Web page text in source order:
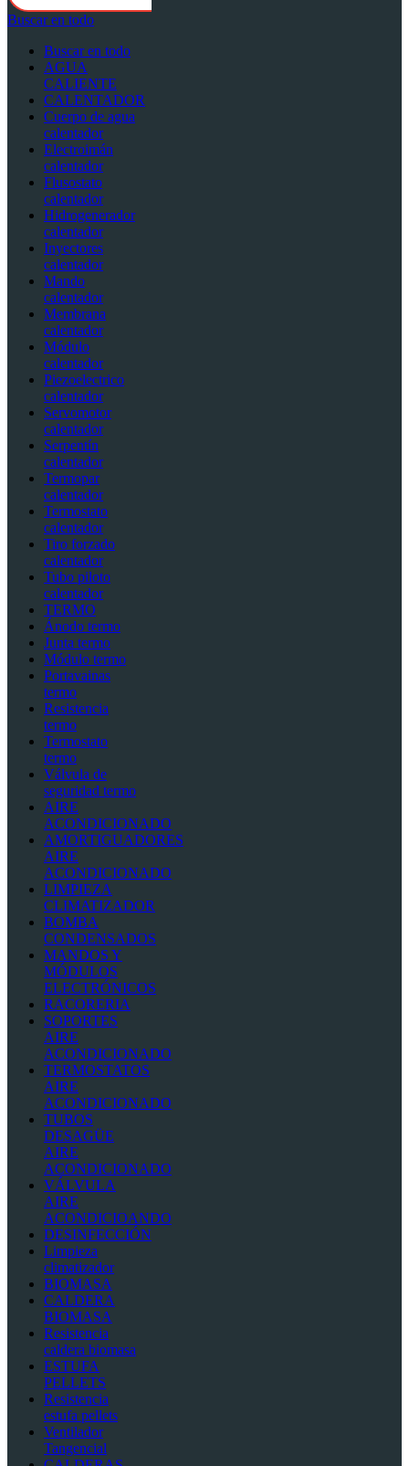
Buscar en todo
Buscar en todo
AGUA
CALIENTE
CALENTADOR
Cuerpo de agua
calentador
Electroimán
calentador
Flusostato
calentador
Hidrogenerador
calentador
Inyectores
calentador
Mando
calentador
Membrana
calentador
Módulo
calentador
Piezoelectrico
calentador
Servomotor
calentador
Serpentín
calentador
Termopar
calentador
Termostato
calentador
Tiro forzado
calentador
Tubo piloto
calentador
TERMO
Ánodo termo
Junta termo
Módulo termo
Portavainas
termo
Resistencia
termo
Termostato
termo
Válvula de
seguridad termo
AIRE
ACONDICIONADO
AMORTIGUADORES
AIRE
ACONDICIONADO
LIMPIEZA
CLIMATIZADOR
BOMBA
CONDENSADOS
MANDOS Y
MÓDULOS
ELECTRÓNICOS
RACORERIA
SOPORTES
AIRE
ACONDICIONADO
TERMOSTATOS
AIRE
ACONDICIONADO
TUBOS
DESAGÜE
AIRE
ACONDICIONADO
VÁLVULA
AIRE
ACONDICIOANDO
DESINFECCIÓN
Limpieza
climatizador
BIOMASA
CALDERA
BIOMASA
Resistencia
caldera biomasa
ESTUFA
PELLETS
Resistencia
estufa pellets
Ventilador
Tangencial